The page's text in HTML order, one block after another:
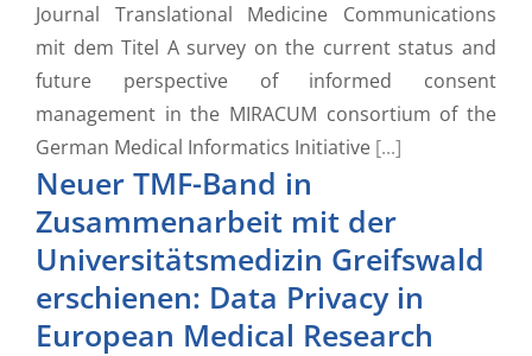
Journal Translational Medicine Communications
mit dem Titel A survey on the current status and
future perspective of informed consent
management in the MIRACUM consortium of the
German Medical Informatics Initiative [...]
Neuer TMF-Band in
Zusammenarbeit mit der
Universitätsmedizin Greifswald
erschienen: Data Privacy in
European Medical Research